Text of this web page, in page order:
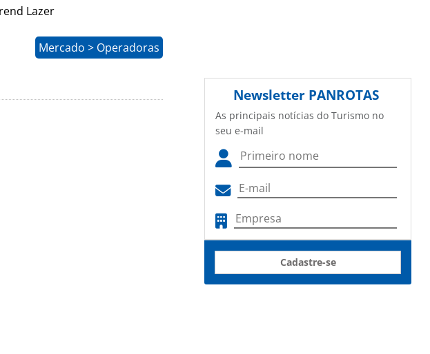
Lazer
Mercado > Operadoras
Newsletter PANROTAS
As principais notícias do Turismo no
seu e-mail
Cadastre-se